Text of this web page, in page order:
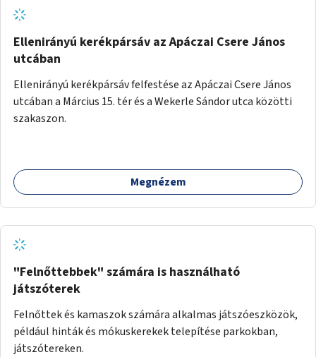
Ellenirányú kerékpársáv az Apáczai Csere János
utcában
Ellenirányú kerékpársáv felfestése az Apáczai Csere János
utcában a Március 15. tér és a Wekerle Sándor utca közötti
szakaszon.
Megnézem
"Felnőttebbek" számára is használható
játszóterek
Felnőttek és kamaszok számára alkalmas játszóeszközök,
például hinták és mókuskerekek telepítése parkokban,
játszótereken.